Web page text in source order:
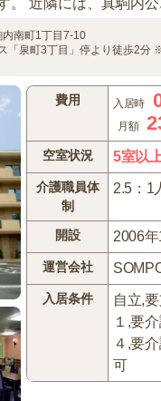
内南町1丁目7-10
「泉町3丁目」停より徒歩2分
費用 入居時
月額
空室状況 5室以
介護職員体
制
2.5：1
開設 2006年
運営会社
入居条件
自立,
１,要
４,要
可